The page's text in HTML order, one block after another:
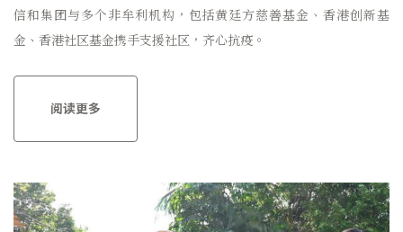
信和集团与多个非牟利机构，包括黄廷方慈善基金、香港创新基
金、香港社区基金携手支援社区，齐心抗疫。
阅读更多